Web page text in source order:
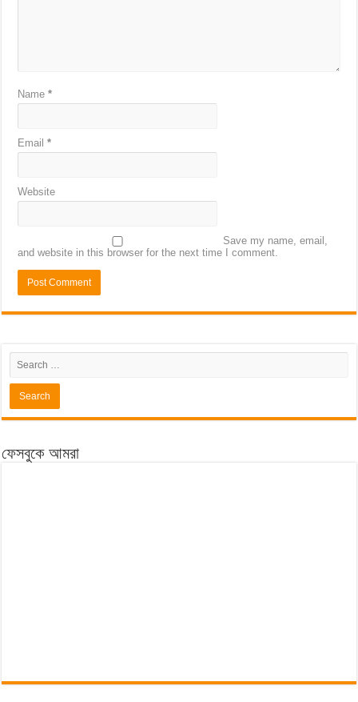
Name*
Email*
Website
Save my name, email,
and website in this browser for the next time I comment.
ফেসবুকে আমরা